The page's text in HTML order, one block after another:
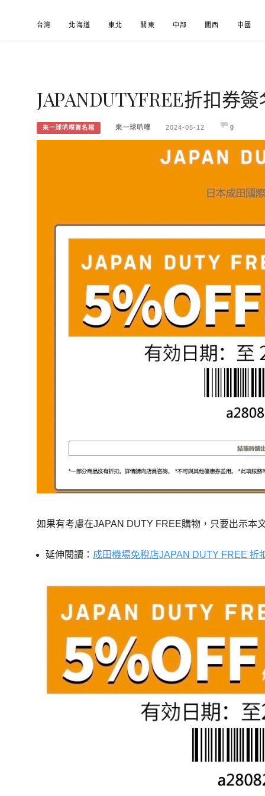
台灣 北海道 東北 關東 中部 關西 中國
來一球叭噗
分享日本自助部落格
JAPANDUTYFREE折扣券
來一球叭噗簽名檔 來一球叭噗 2024-05-12 0
如果有考慮在JAPAN DUTY FREE購物，只要出示本
延伸閱讀： 成田機場免稅店JAPAN DUTY FREE 折